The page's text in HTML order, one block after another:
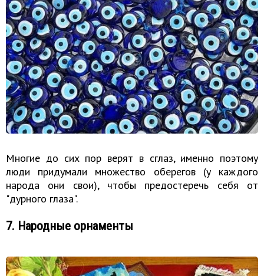
Многие до сих пор верят в сглаз, именно поэтому
люди придумали множество оберегов (у каждого
народа они свои), чтобы предостеречь себя от
"дурного глаза".
7. Народные орнаменты